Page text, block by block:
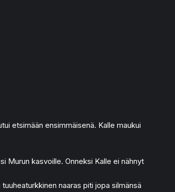
etsimään ensimmäisenä. Kalle maukui
Murun kasvoille. Onneksi Kalle ei nähnyt
naaras piti jopa silmänsä